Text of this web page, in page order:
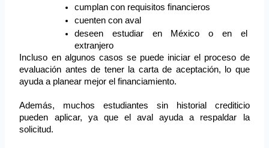
cumplan con requisitos financieros
cuenten con aval
deseen estudiar en México o en el
extranjero
Incluso en algunos casos se puede iniciar el proceso de
evaluación antes de tener la carta de aceptación, lo que
ayuda a planear mejor el financiamiento.
Además, muchos estudiantes sin historial crediticio
pueden aplicar, ya que el aval ayuda a respaldar la
solicitud.